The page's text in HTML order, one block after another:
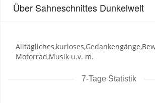
Über Sahneschnittes Dunkelwelt
Motorrad,Musik u.v. m.
7-Tage Statistik